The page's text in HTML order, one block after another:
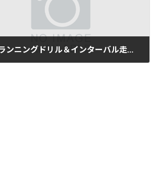
■ ランニングドリル＆インターバル走＠湯どころみのり(お風呂付き)